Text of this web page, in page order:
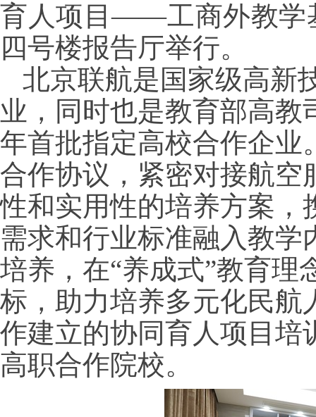
育人项目——工商外教学
四号楼报告厅举行。
北京联航是国家级高新
业，同时也是教育部高教
年首批指定高校合作企业
合作协议， 紧密对接航空
性和实用性的培养方案，
需求和行业标准融入教
培养，在“养成式”教育理
标，助力培养多元化民航
作建立的协同育人项目培
高职合作院校。